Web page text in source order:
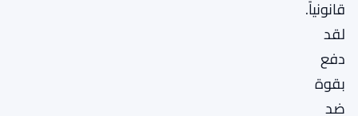
قانونياً.
لقد
دفع
بقوة
ضد